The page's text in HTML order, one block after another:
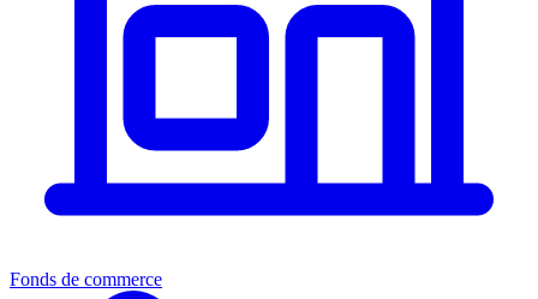
Fonds de commerce